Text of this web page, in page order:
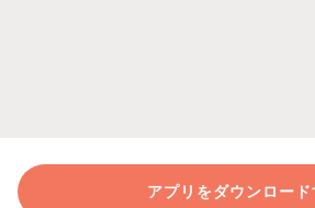
アプリをダウンロード